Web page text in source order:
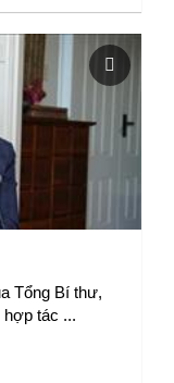
Tổng Bí thư,
tác ...